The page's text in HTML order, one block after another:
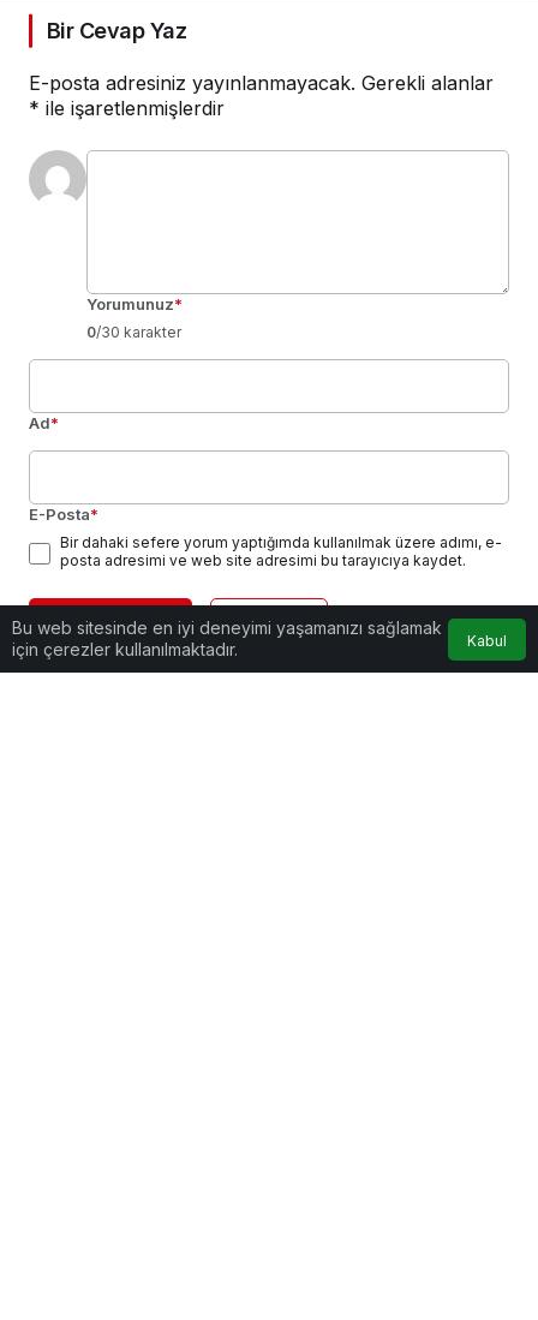
Bir Cevap Yaz
E-posta adresiniz yayınlanmayacak. Gerekli alanlar
* ile işaretlenmişlerdir
Yorumunuz*
0/30 karakter
Ad*
E-Posta*
Bir dahaki sefere yorum yaptığımda kullanılmak üzere adımı, e-
posta adresimi ve web site adresimi bu tarayıcıya kaydet.
Yorum Gönder Giriş Yap
Bu web sitesinde en iyi deneyimi yaşamanızı sağlamak
için çerezler kullanılmaktadır.
Kabul